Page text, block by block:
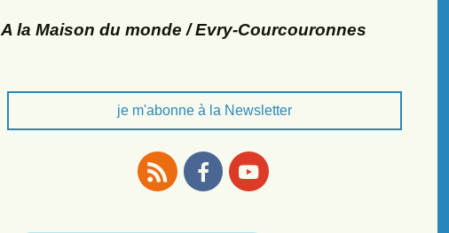
A la Maison du monde / Evry-Courcouronnes
je m'abonne à la Newsletter